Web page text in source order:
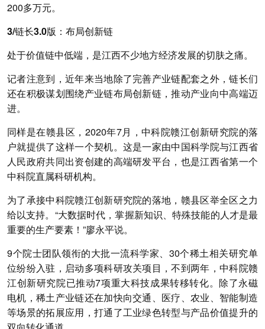
200多万元。
3/链长3.0版：布局创新链
处于价值链中低端，是江西不少地方经济发展的切肤之痛。
记者注意到， 近年来当地除了完善产业链配套之外，链长们
还在积极谋划围绕产业链布局创新链，推动产业向中高端迈
进。
同样是在赣县区，2020年7月，中科院赣江创新研究院的落
户就提供了这样一个契机。这是一家由中国科学院与江西省
人民政府共同出资创建的高端研发平台，也是江西省第一个
中科院直属科研机构。
为了承接中科院赣江创新研究院的落地，赣县区举全区之力
给以支持。“大数据时代，掌握新知识、特殊技能的人才是最
重要的生产要素！”廖永平说。
9个院士团队领衔的大批一流科学家、30个稀土相关研究单
位纷纷入驻，启动多项科研攻关项目，不到两年，中科院赣
江创新研究院已推动7项重大科技成果转移转化。除了永磁
电机，稀土产业链还在加快向交通、医疗、农业、智能制造
等场景的拓展应用，打通了工业绿色转型与产品价值提升的